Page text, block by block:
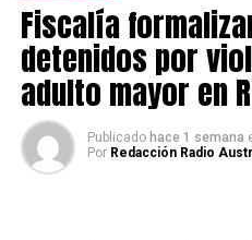
En total, el operativo
kilos 922 gramos de
investigación, estaba
A solicitud de la Fiscalía de
Fiscalía
detenidos por
adulto mayor en
Publicado hace 1 semana
Por Redacción Radio